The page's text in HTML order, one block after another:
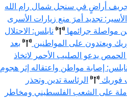
أراضٍ في سنجل شمال رام الله
تجديد أمرَ منع زيارات الأسرى
مواصلة جرائمها
نابلس: الاحتلال
ويعتدون على المواطنين
بعد
الحمص يدعو الصليب الأحمر لاتخاذ
نابلس: إصابة مواطن واعتقاله إثر هجوم
فوريك
الرئاسة تدين وتحذر
على الشعب الفلسطيني ومخاطر